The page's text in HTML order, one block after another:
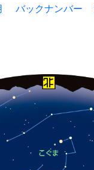
バックナンバー